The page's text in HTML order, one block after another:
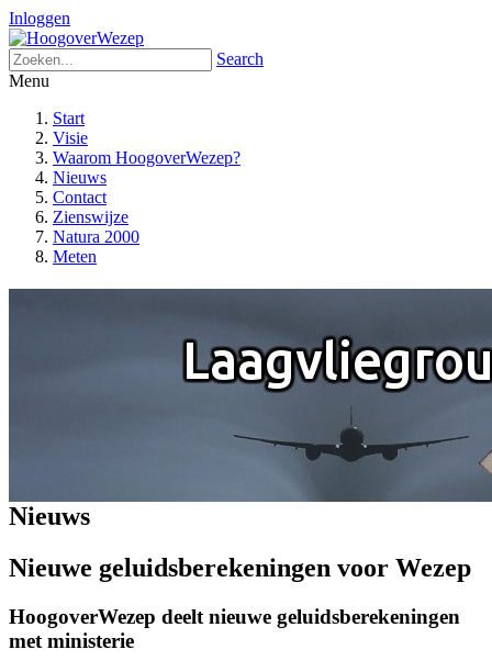
Inloggen
Search
Menu
Start
Visie
Waarom HoogoverWezep?
Nieuws
Contact
Zienswijze
Natura 2000
Meten
Nieuws
Nieuwe geluidsberekeningen voor Wezep
HoogoverWezep deelt nieuwe geluidsberekeningen
met ministerie